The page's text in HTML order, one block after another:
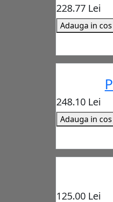
228.77 Lei
Adauga in cos
248.10 Lei
Adauga in cos
125.00 Lei